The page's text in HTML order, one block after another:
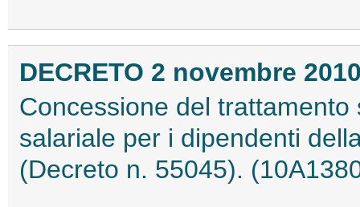
DECRETO 2 novembre
Concessione del
salariale per i dipendenti
(Decreto n. 55045).